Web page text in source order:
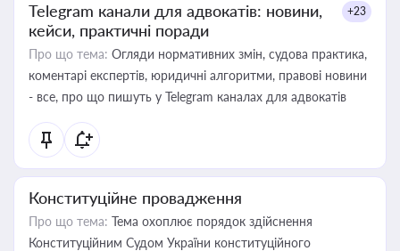
Telegram канали для адвокатів: новини,
кейси, практичні поради
+23
Про що тема: Огляди нормативних змін, судова практика,
коментарі експертів, юридичні алгоритми, правові новини
- все, про що пишуть у Telegram каналах для адвокатів
Конституційне провадження
Про що тема: Тема охоплює порядок здійснення
Конституційним Судом України конституційного